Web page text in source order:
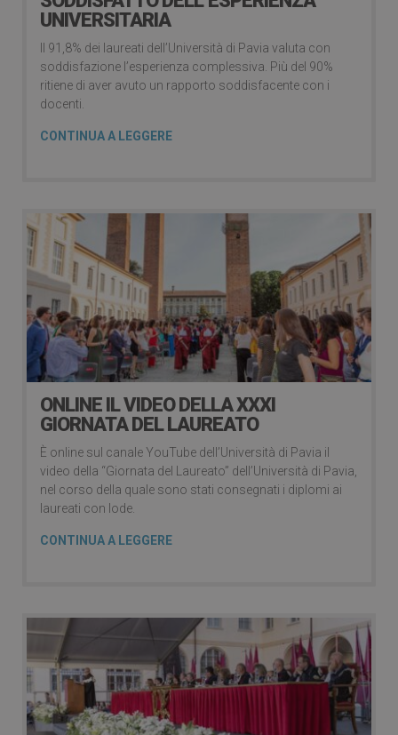
UNIVERSITARIA
Il 91,8% dei laureati dell’Università di Pavia valuta con
soddisfazione l’esperienza complessiva. Più del 90%
ritiene di aver avuto un rapporto soddisfacente con i
docenti.
CONTINUA A LEGGERE
ONLINE IL VIDEO DELLA XXXI
GIORNATA DEL LAUREATO
È online sul canale YouTube dell’Università di Pavia il
video della “Giornata del Laureato” dell’Università di Pavia,
nel corso della quale sono stati consegnati i diplomi ai
laureati con lode.
CONTINUA A LEGGERE